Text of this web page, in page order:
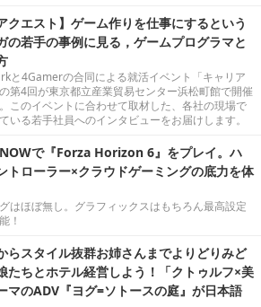
クエスト】ゲーム作りを仕事にするという
の若手の事例に見る，ゲームプログラマと
と4Gamerの合同による就活イベント「キャリア
第4回が東京都立産業貿易センター浜松町館で開催
このイベントに合わせて取材した、各社の現場で
いる若手社員へのインタビューをお届けします。
で『Forza Horizon 6』をプレイ。ハ
トローラー×クラウドゲーミングの底力を体
はほぼ無し。グラフィックスはもちろん最高設定
！
らスタイル抜群お姉さんまでよりどりみど
たちとホテル経営しよう！「クトゥルフ×美
マのADV『ヨグ=ソトースの庭』が日本語